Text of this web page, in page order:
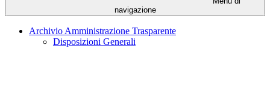
navigazione
Archivio Amministrazione Trasparente
Disposizioni Generali